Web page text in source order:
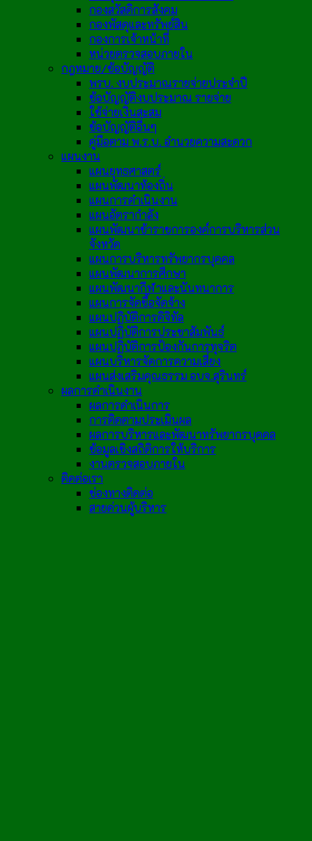
กองสวัสดิการสังคม
กองพัสดุและทรัพย์สิน
กองการเจ้าหน้าที่
หน่วยตรวจสอบภายใน
กฎหมาย/ข้อบัญญัติ
พรบ. งบประมาณรายจ่ายประจำปี
ข้อบัญญัติงบประมาณ รายจ่าย
ใช้จ่ายเงินสะสม
ข้อบัญญัติอื่นๆ
คู่มือตาม พ.ร.บ. อำนวยความสะดวก
แผนงาน
แผนยุทธศาสตร์
แผนพัฒนาท้องถิ่น
แผนการดำเนินงาน
แผนอัตรากำลัง
แผนพัฒนาข้าราชการองค์การบริหารส่วน
จังหวัด
แผนการบริหารทรัพยากรบุคคล
แผนพัฒนาการศึกษา
แผนพัฒนากีฬาและนันทนาการ
แผนการจัดซื้อจัดจ้าง
แผนปฏิบัติการดิจิทัล
แผนปฏิบัติการประชาสัมพันธ์
แผนปฏิบัติการป้องกันการทุจริต
แผนบริหารจัดการความเสี่ยง
แผนส่งเสริมคุณธรรม อบจ.สุรินทร์
ผลการดำเนินงาน
ผลการดำเนินการ
การติดตามประเมินผล
ผลการบริหารและพัฒนาทรัพยากรบุคคล
ข้อมูลเชิงสถิติการให้บริการ
งานตรวจสอบภายใน
ติดต่อเรา
ช่องทางติดต่อ
สายด่วนผู้บริหาร